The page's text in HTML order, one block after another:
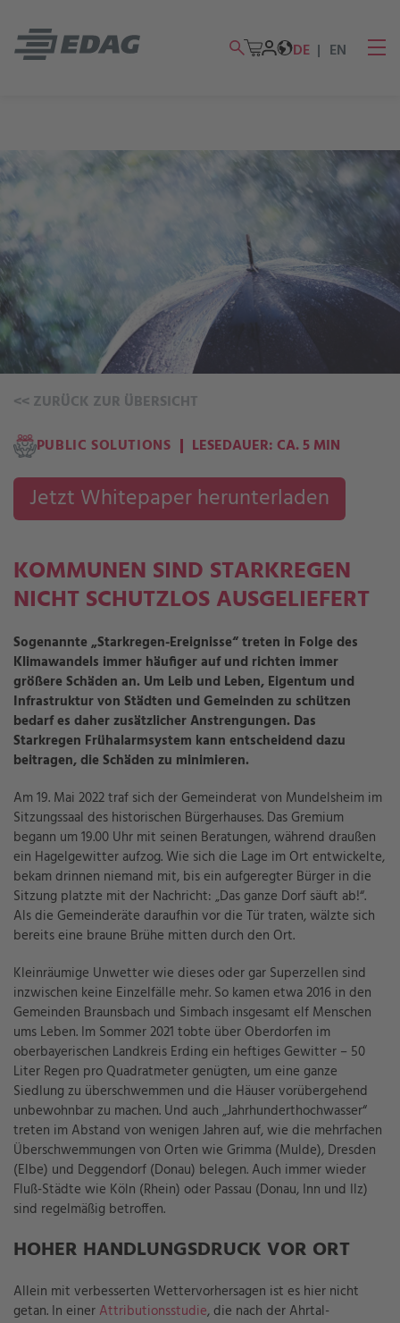
DE EN
<< ZURÜCK ZUR ÜBERSICHT
KOMMUNEN SIND STARKREGEN
NICHT SCHUTZLOS AUSGELIEFERT
Sogenannte „Starkregen-Ereignisse“ treten in Folge des
Klimawandels immer häufiger auf und richten immer
größere Schäden an. Um Leib und Leben, Eigentum und
Infrastruktur von Städten und Gemeinden zu schützen
bedarf es daher zusätzlicher Anstrengungen. Das
Starkregen Frühalarmsystem kann entscheidend dazu
beitragen, die Schäden zu minimieren.
Am 19. Mai 2022 traf sich der Gemeinderat von Mundelsheim im
Sitzungssaal des historischen Bürgerhauses. Das Gremium
begann um 19.00 Uhr mit seinen Beratungen, während draußen
ein Hagelgewitter aufzog. Wie sich die Lage im Ort entwickelte,
bekam drinnen niemand mit, bis ein aufgeregter Bürger in die
Sitzung platzte mit der Nachricht: „Das ganze Dorf säuft ab!“.
Als die Gemeinderäte daraufhin vor die Tür traten, wälzte sich
bereits eine braune Brühe mitten durch den Ort.
Kleinräumige Unwetter wie dieses oder gar Superzellen sind
inzwischen keine Einzelfälle mehr. So kamen etwa 2016 in den
Gemeinden Braunsbach und Simbach insgesamt elf Menschen
ums Leben. Im Sommer 2021 tobte über Oberdorfen im
oberbayerischen Landkreis Erding ein heftiges Gewitter – 50
Liter Regen pro Quadratmeter genügten, um eine ganze
Siedlung zu überschwemmen und die Häuser vorübergehend
unbewohnbar zu machen. Und auch „Jahrhunderthochwasser“
treten im Abstand von wenigen Jahren auf, wie die mehrfachen
Überschwemmungen von Orten wie Grimma (Mulde), Dresden
(Elbe) und Deggendorf (Donau) belegen. Auch immer wieder
Fluß-Städte wie Köln (Rhein) oder Passau (Donau, Inn und Ilz)
sind regelmäßig betroffen.
HOHER HANDLUNGSDRUCK VOR ORT
Allein mit verbesserten Wettervorhersagen ist es hier nicht
getan. In einer Attributionsstudie, die nach der Ahrtal-
PUBLIC SOLUTIONS LESEDAUER: CA. 5 MIN
Jetzt Whitepaper herunterladen